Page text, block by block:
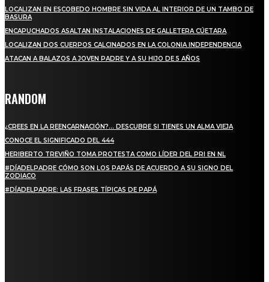
LOCALIZAN EN ESCOBEDO HOMBRE SIN VIDA AL INTERIOR DE UN TAMBO DE
BASURA
ENCAPUCHADOS ASALTAN INSTALACIONES DE GALLETERA CÚETARA
LOCALIZAN DOS CUERPOS CALCINADOS EN LA COLONIA INDEPENDENCIA
ATACAN A BALAZOS A JOVEN PADRE Y A SU HIJO DE 5 AÑOS
RANDOM
¿CREES EN LA REENCARNACIÓN?… DESCUBRE SI TIENES UN ALMA VIEJA
CONOCE EL SIGNIFICADO DEL 444
HERIBERTO TREVIÑO TOMA PROTESTA COMO LÍDER DEL PRI EN NL
#DÍADELPADRE CÓMO SON LOS PAPÁS DE ACUERDO A SU SIGNO DEL
ZODIACO
#DÍADELPADRE: LAS FRASES TÍPICAS DE PAPÁ